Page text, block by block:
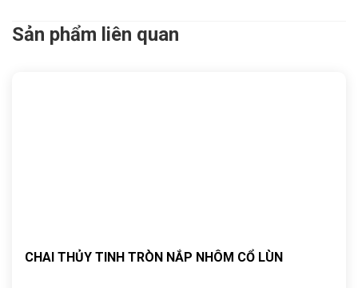
Sản phẩm liên quan
CHAI THỦY TINH TRÒN NẮP NHÔM CỔ LÙN